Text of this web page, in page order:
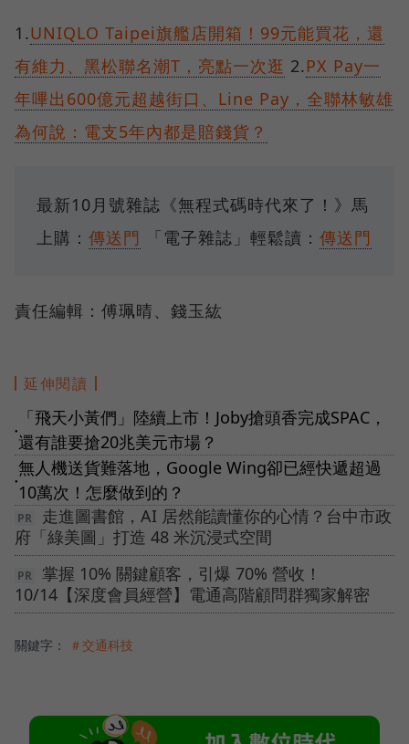
1.UNIQLO Taipei旗艦店開箱！99元能買花，還
有維力、黑松聯名潮T，亮點一次逛 2.PX Pay一
年嗶出600億元超越街口、Line Pay，全聯林敏雄
為何說：電支5年內都是賠錢貨？
最新10月號雜誌《無程式碼時代來了！》馬
上購： 傳送門 「電子雜誌」輕鬆讀： 傳送門
責任編輯：傅珮晴、錢玉紘
延伸閱讀
●
「飛天小黃們」陸續上市！Joby搶頭香完成SPAC，
還有誰要搶20兆美元市場？
●
無人機送貨難落地，Google Wing卻已經快遞超過
10萬次！怎麼做到的？
走進圖書館，AI 居然能讀懂你的心情？台中市政
府「綠美圖」打造 48 米沉浸式空間
掌握 10% 關鍵顧客，引爆 70% 營收！
10/14【深度會員經營】電通高階顧問群獨家解密
關鍵字： ＃交通科技